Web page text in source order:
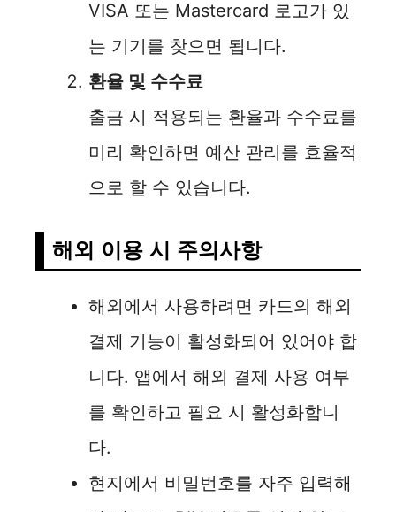
VISA 또는 Mastercard 로고가 있
는 기기를 찾으면 됩니다.
환율 및 수수료
출금 시 적용되는 환율과 수수료를
미리 확인하면 예산 관리를 효율적
으로 할 수 있습니다.
해외 이용 시 주의사항
해외에서 사용하려면 카드의 해외
결제 기능이 활성화되어 있어야 합
니다. 앱에서 해외 결제 사용 여부
를 확인하고 필요 시 활성화합니
다.
현지에서 비밀번호를 자주 입력해